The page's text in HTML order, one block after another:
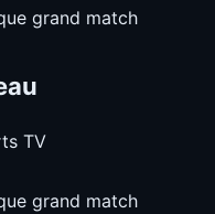
grand match
TV
grand match